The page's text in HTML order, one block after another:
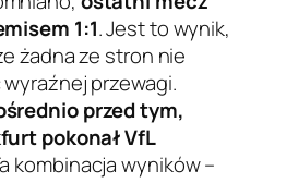
1:1. Jest to wynik,
żadna ze stron nie
przewagi.
przed tym,
pokonał VfL
kombinacja wyników –